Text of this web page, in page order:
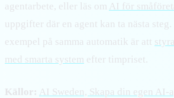
agentarbete, eller läs om AI för
uppgifter där en agent kan ta nästa
exempel på samma automatik är att
med smarta system efter timpriset.
Källor: AI Sweden, Skapa din egen AI-